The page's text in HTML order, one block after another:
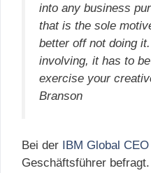
into any business
that is the sole
better off not doing
involving, it has to
exercise your
Branson
Bei der IBM Global
Geschäftsführer